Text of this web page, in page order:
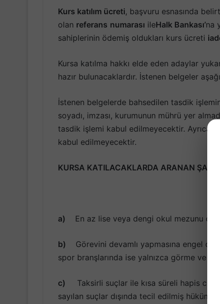
Kurs katılım ücreti, başvuru esnasında
olan referans numarası ileHalk Bankası’na
sahiplerinin ödemiş oldukları kurs ücreti
Kursa katılma hakkı elde eden adaylar
hazır bulunacaklardır. İstenen belgeler
İstenen belgelerde bahsedilen tasdik
soyadı, imzası, kurumunun mührü yer
tasdik işlemi kabul edilmeyecektir. Ayrıca
kabul edilmeyecektir.
KURSA KATILACAKLARDA ARANAN
a) En az lise veya dengi okul mezunu
b) Görevini devamlı yapmasına engel
spor branşlarında ise yalnızca görme ve
c) Taksirli suçlar ile kısa süreli hapis
sayılan suçlar dışında tecil edilmiş